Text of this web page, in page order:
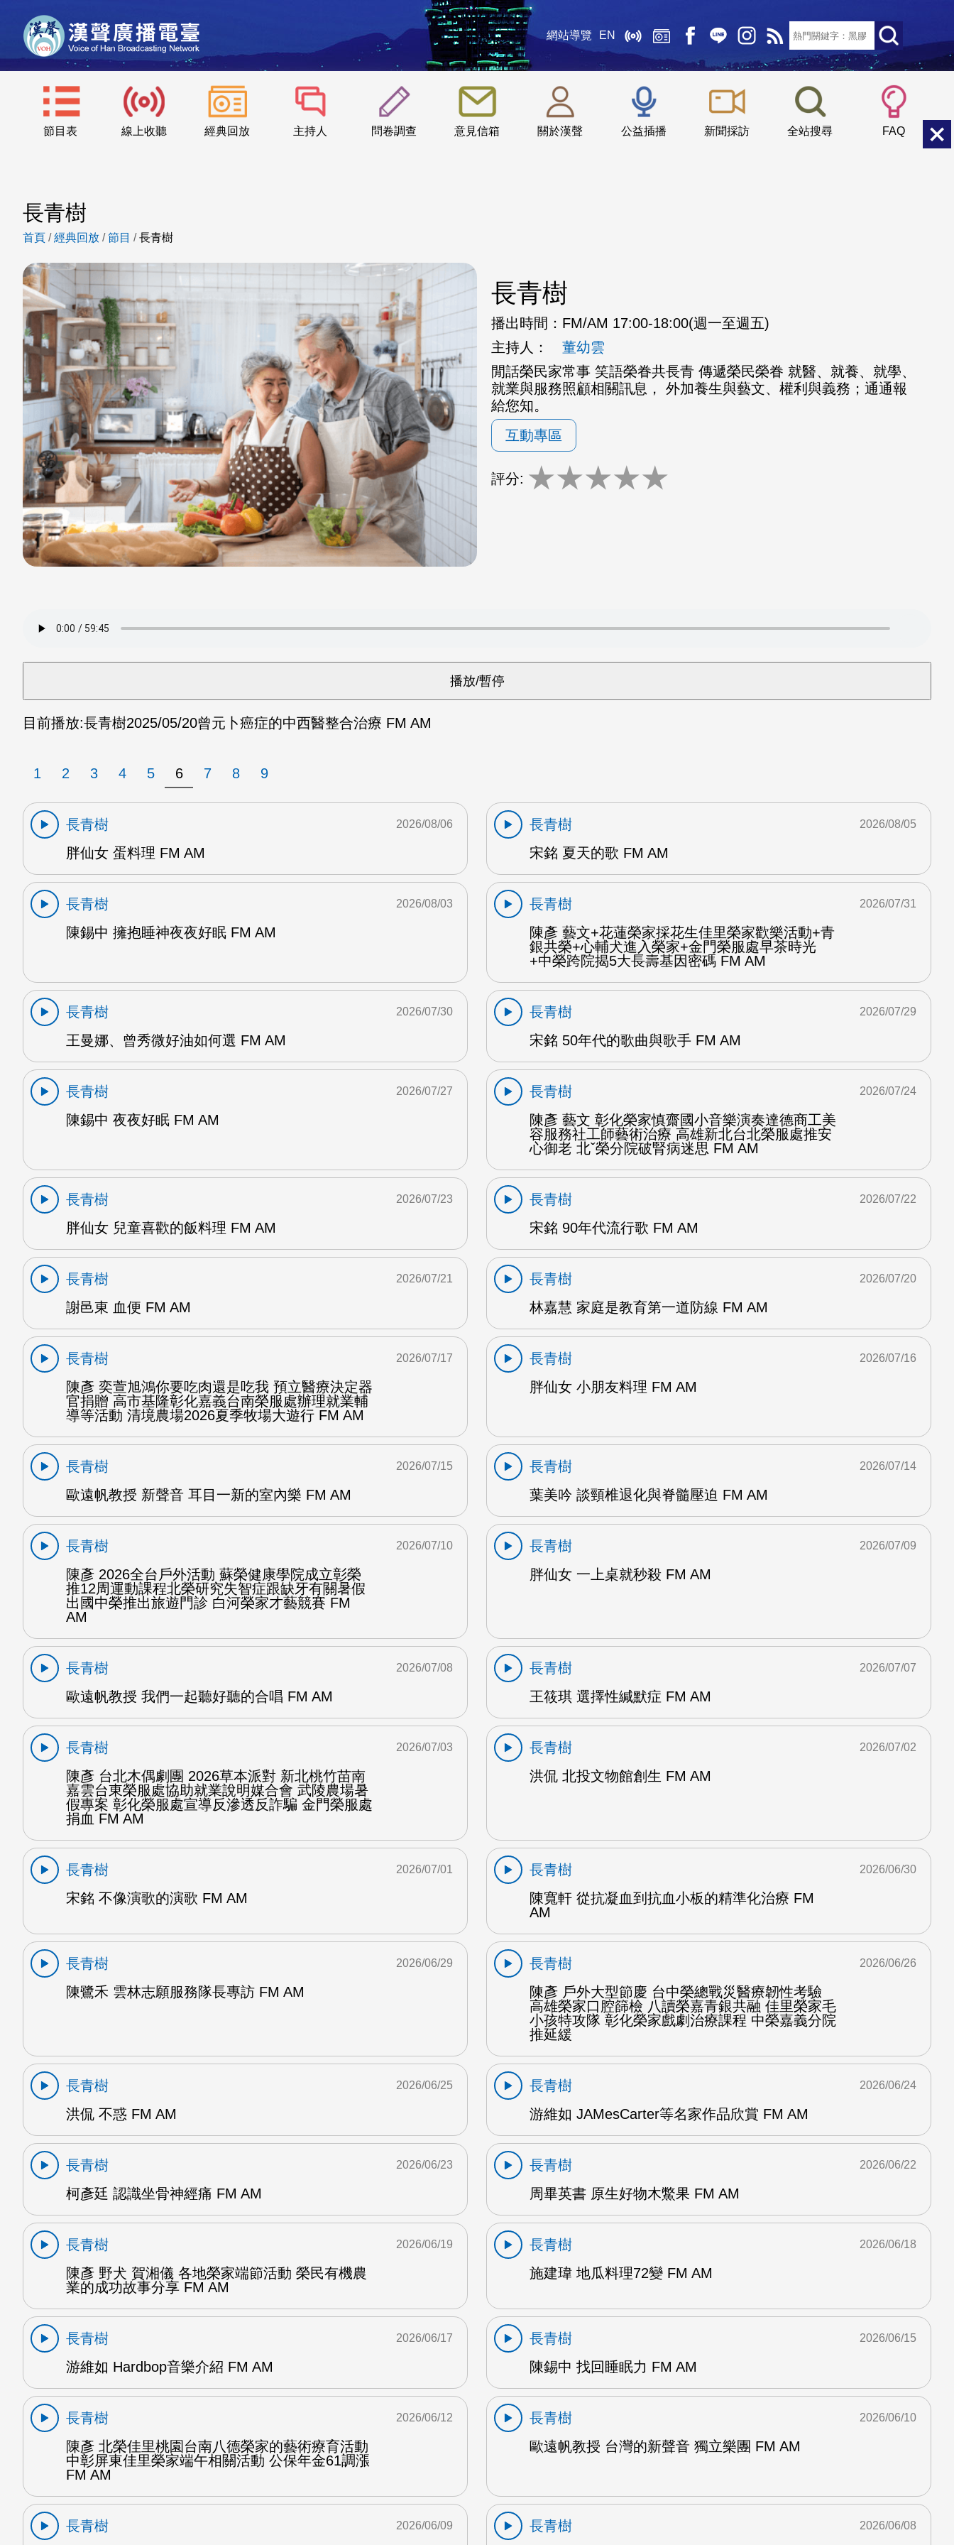
網站導覽 EN
節目表 線上收聽 經典回放 主持人 問卷調查 意見信箱 關於漢聲 公益插播 新聞採訪 全站搜尋 FAQ
::: 小 中
長青樹
首頁 /經典回放 /節目 /長青樹
長青樹
播出時間： FM/AM 17:00-18:00(週一至週五)
主持人：
董幼雲
閒話榮民家常事 笑語榮眷共長青 傳遞榮民榮眷 就醫、就養、就學、
就業與服務照顧相關訊息， 外加養生與藝文、權利與義務；通通報
給您知。
互動專區
評分: ★★★★★
目前播放:長青樹2025/05/20曾元卜癌症的中西醫整合治療 FM AM
1 2 3 4 5 6 7 8 9
長青樹
胖仙女 蛋料理 FM AM
2026/08/06
長青樹
宋銘 夏天的歌 FM AM
2026/08/05
長青樹
陳錫中 擁抱睡神夜夜好眠 FM AM
2026/08/03
長青樹
陳彥 藝文+花蓮榮家採花生佳里榮家歡樂活動+青
銀共榮+心輔犬進入榮家+金門榮服處早茶時光
+中榮跨院揭5大長壽基因密碼 FM AM
2026/07/31
長青樹
王曼娜、曾秀微好油如何選 FM AM
2026/07/30
長青樹
宋銘 50年代的歌曲與歌手 FM AM
2026/07/29
長青樹
陳錫中 夜夜好眠 FM AM
2026/07/27
長青樹
陳彥 藝文 彰化榮家慎齋國小音樂演奏達德商工美
容服務社工師藝術治療 高雄新北台北榮服處推安
心御老 北ˇ榮分院破腎病迷思 FM AM
2026/07/24
長青樹
胖仙女 兒童喜歡的飯料理 FM AM
2026/07/23
長青樹
宋銘 90年代流行歌 FM AM
2026/07/22
長青樹
謝邑東 血便 FM AM
2026/07/21
長青樹
林嘉慧 家庭是教育第一道防線 FM AM
2026/07/20
長青樹
陳彥 奕萱旭鴻你要吃肉還是吃我 預立醫療決定器
官捐贈 高市基隆彰化嘉義台南榮服處辦理就業輔
導等活動 清境農場2026夏季牧場大遊行 FM AM
2026/07/17
長青樹
胖仙女 小朋友料理 FM AM
2026/07/16
長青樹
歐遠帆教授 新聲音 耳目一新的室內樂 FM AM
2026/07/15
長青樹
葉美吟 談頸椎退化與脊髓壓迫 FM AM
2026/07/14
長青樹
陳彥 2026全台戶外活動 蘇榮健康學院成立彰榮
推12周運動課程北榮研究失智症跟缺牙有關暑假
出國中榮推出旅遊門診 白河榮家才藝競賽 FM
AM
2026/07/10
長青樹
胖仙女 一上桌就秒殺 FM AM
2026/07/09
長青樹
歐遠帆教授 我們一起聽好聽的合唱 FM AM
2026/07/08
長青樹
王筱琪 選擇性緘默症 FM AM
2026/07/07
長青樹
陳彥 台北木偶劇團 2026草本派對 新北桃竹苗南
嘉雲台東榮服處協助就業說明媒合會 武陵農場暑
假專案 彰化榮服處宣導反滲透反詐騙 金門榮服處
捐血 FM AM
2026/07/03
長青樹
洪侃 北投文物館創生 FM AM
2026/07/02
長青樹
宋銘 不像演歌的演歌 FM AM
2026/07/01
長青樹
陳寬軒 從抗凝血到抗血小板的精準化治療 FM
AM
2026/06/30
長青樹
陳鷺禾 雲林志願服務隊長專訪 FM AM
2026/06/29
長青樹
陳彥 戶外大型節慶 台中榮總戰災醫療韌性考驗
高雄榮家口腔篩檢 八讀榮嘉青銀共融 佳里榮家毛
小孩特攻隊 彰化榮家戲劇治療課程 中榮嘉義分院
推延緩
2026/06/26
長青樹
洪侃 不惑 FM AM
2026/06/25
長青樹
游維如 JAMesCarter等名家作品欣賞 FM AM
2026/06/24
長青樹
柯彥廷 認識坐骨神經痛 FM AM
2026/06/23
長青樹
周畢英書 原生好物木鱉果 FM AM
2026/06/22
長青樹
陳彥 野犬 賀湘儀 各地榮家端節活動 榮民有機農
業的成功故事分享 FM AM
2026/06/19
長青樹
施建瑋 地瓜料理72變 FM AM
2026/06/18
長青樹
游維如 Hardbop音樂介紹 FM AM
2026/06/17
長青樹
陳錫中 找回睡眠力 FM AM
2026/06/15
長青樹
陳彥 北榮佳里桃園台南八德榮家的藝術療育活動
中彰屏東佳里榮家端午相關活動 公保年金61調漲
FM AM
2026/06/12
長青樹
歐遠帆教授 台灣的新聲音 獨立樂團 FM AM
2026/06/10
長青樹 2026/06/09 長青樹 2026/06/08